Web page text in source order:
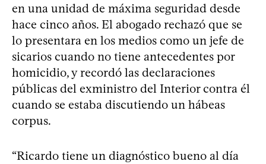
en una unidad de máxima seguridad desde
hace cinco años. El abogado rechazó que se
lo presentara en los medios como un jefe de
sicarios cuando no tiene antecedentes por
homicidio, y recordó las declaraciones
públicas del exministro del Interior contra él
cuando se estaba discutiendo un hábeas
corpus.
“Ricardo tiene un diagnóstico bueno al día